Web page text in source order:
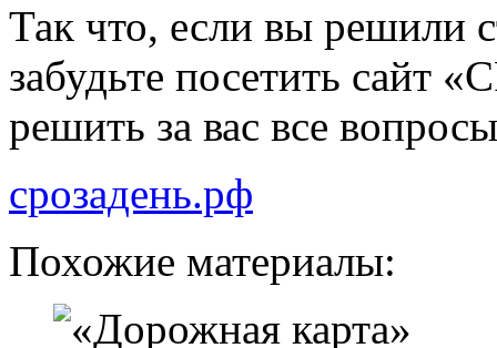
Так что, если вы решили
забудьте посетить сайт
решить за вас все
срозадень.рф
Похожие материалы: